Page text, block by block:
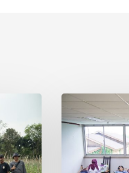
Yayasan
Korindo
Hidupkan
Semangat
Kepedulian